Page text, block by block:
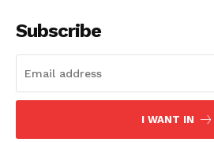
Subscribe
I WANT IN